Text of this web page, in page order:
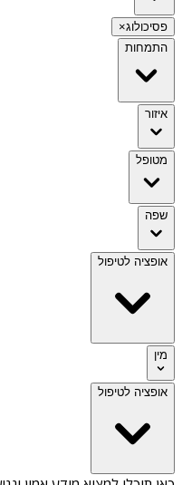
פסיכולוג×
התמחות
איזור
מטופל
שפה
אופציה לטיפול
מין
אופציה לטיפול